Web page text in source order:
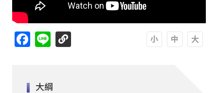
Facebook
Line
大綱